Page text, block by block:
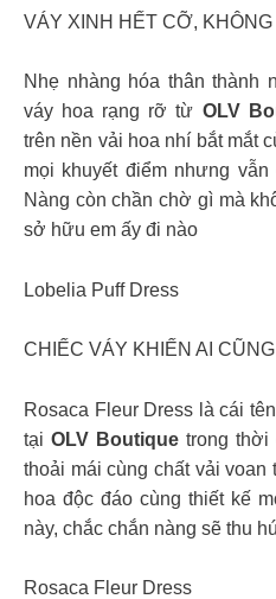
VÁY XINH HẾT CỠ,
Nhẹ nhàng hóa thân thành
váy hoa rạng rỡ từ OLV
trên nền vải hoa nhí bắt mắt
mọi khuyết điểm nhưng
Nàng còn chần chờ gì mà
sở hữu em ấy đi nào
Lobelia Puff Dress
CHIẾC VÁY KHIẾN AI
Rosaca Fleur Dress là cái
tại OLV Boutique trong thời
thoải mái cùng chất vải voan
hoa độc đáo cùng thiết kế
này, chắc chắn nàng sẽ thu
Rosaca Fleur Dress